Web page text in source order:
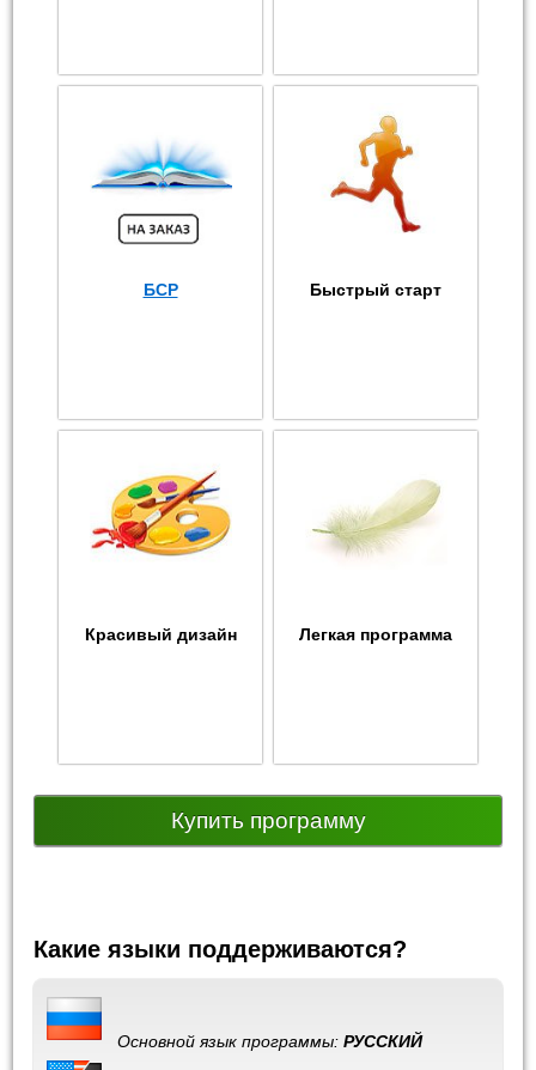
БСР Быстрый старт
Красивый дизайн Легкая программа
Купить программу
Какие языки поддерживаются?
Основной язык программы:РУССКИЙ